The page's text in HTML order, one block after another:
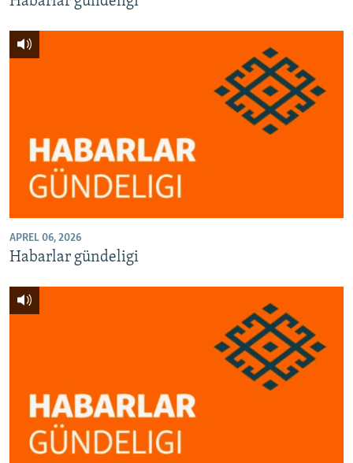
APREL 06, 2026
Habarlar gündeligi